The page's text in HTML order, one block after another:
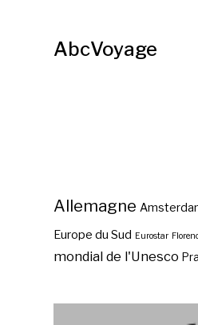
AbcVoyage
Allemagne
Europe du Sud Eurostar
mondial de l'Unesco